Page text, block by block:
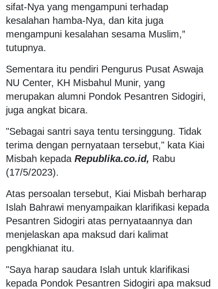
sifat-Nya yang mengampuni terhadap
kesalahan hamba-Nya, dan kita juga
mengampuni kesalahan sesama Muslim,”
tutupnya.
Sementara itu pendiri Pengurus Pusat Aswaja
NU Center, KH Misbahul Munir, yang
merupakan alumni Pondok Pesantren Sidogiri,
juga angkat bicara.
"Sebagai santri saya tentu tersinggung. Tidak
terima dengan pernyataan tersebut," kata Kiai
Misbah kepada Republika.co.id, Rabu
(17/5/2023).
Atas persoalan tersebut, Kiai Misbah berharap
Islah Bahrawi menyampaikan klarifikasi kepada
Pesantren Sidogiri atas pernyataannya dan
menjelaskan apa maksud dari kalimat
pengkhianat itu.
"Saya harap saudara Islah untuk klarifikasi
kepada Pondok Pesantren Sidogiri apa maksud